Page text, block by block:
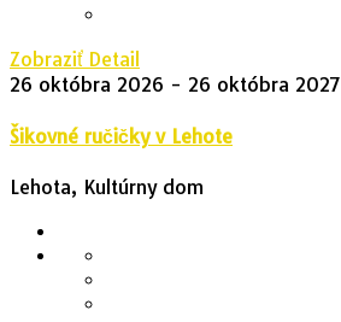
Zobraziť Detail
26 októbra 2026 - 26 októbra 2027
Šikovné ručičky v Lehote
Lehota, Kultúrny dom